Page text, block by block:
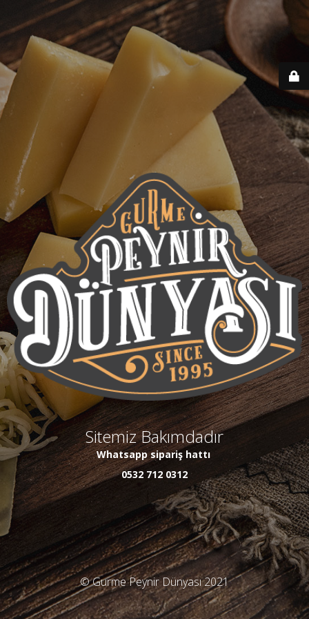
Sitemiz Bakımdadır
Whatsapp sipariş hattı
0532 712 0312
© Gurme Peynir Dünyası 2021